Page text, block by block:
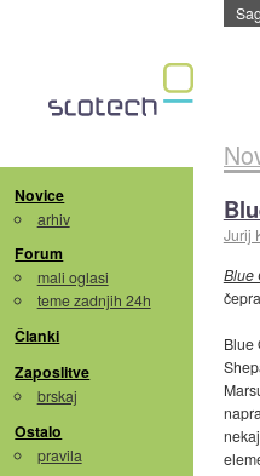
Novice
arhiv
Forum
mali oglasi
teme zadnjih 24h
Članki
Zaposlitve
brskaj
Ostalo
pravila
Jurij
Blue
Blue